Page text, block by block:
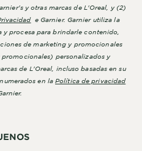
y otras marcas de L'Oreal, y (2)
e Garnier. Garnier utiliza la
procesa para brindarle contenido,
de marketing y promocionales
personalizados y
de L'Oreal, incluso basadas en su
en laPolítica de privacidad